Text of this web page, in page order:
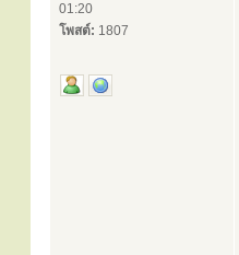
01:20
โพสต์: 1807